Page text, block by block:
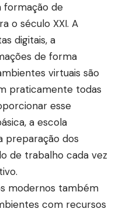
formação de
o século XXI. A
digitais, a
de forma
virtuais são
praticamente todas
esse
a escola
preparação dos
de trabalho cada vez
modernos também
com recursos